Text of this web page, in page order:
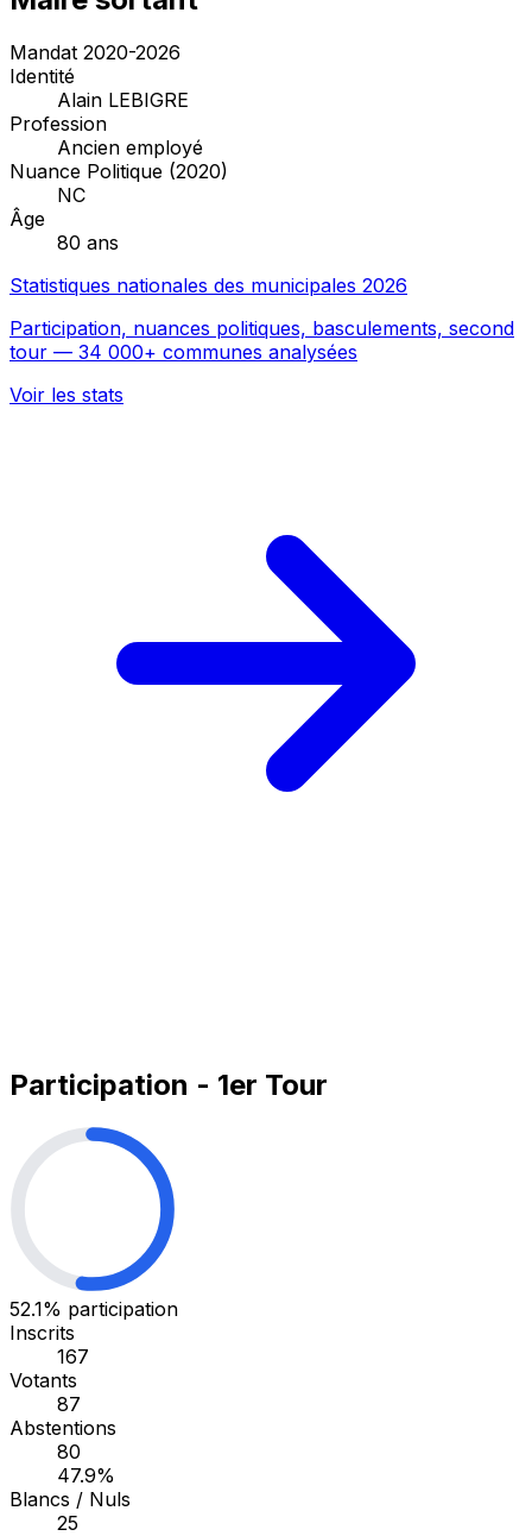
Mandat 2020-2026
Identité
Alain LEBIGRE
Profession
Ancien employé
Nuance Politique (2020)
NC
Âge
80 ans
Statistiques nationales des municipales 2026
Participation, nuances politiques, basculements, second
tour — 34 000+ communes analysées
Voir les stats
Participation - 1er Tour
52.1% participation
Inscrits
167
Votants
87
Abstentions
80
47.9%
Blancs / Nuls
25